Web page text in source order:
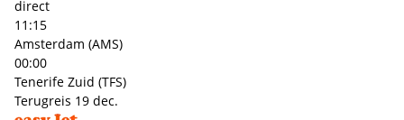
direct
11:15
Amsterdam (AMS)
00:00
Tenerife Zuid (TFS)
Terugreis 19 dec.